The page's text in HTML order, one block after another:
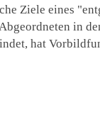
Ziele eines
in
hat